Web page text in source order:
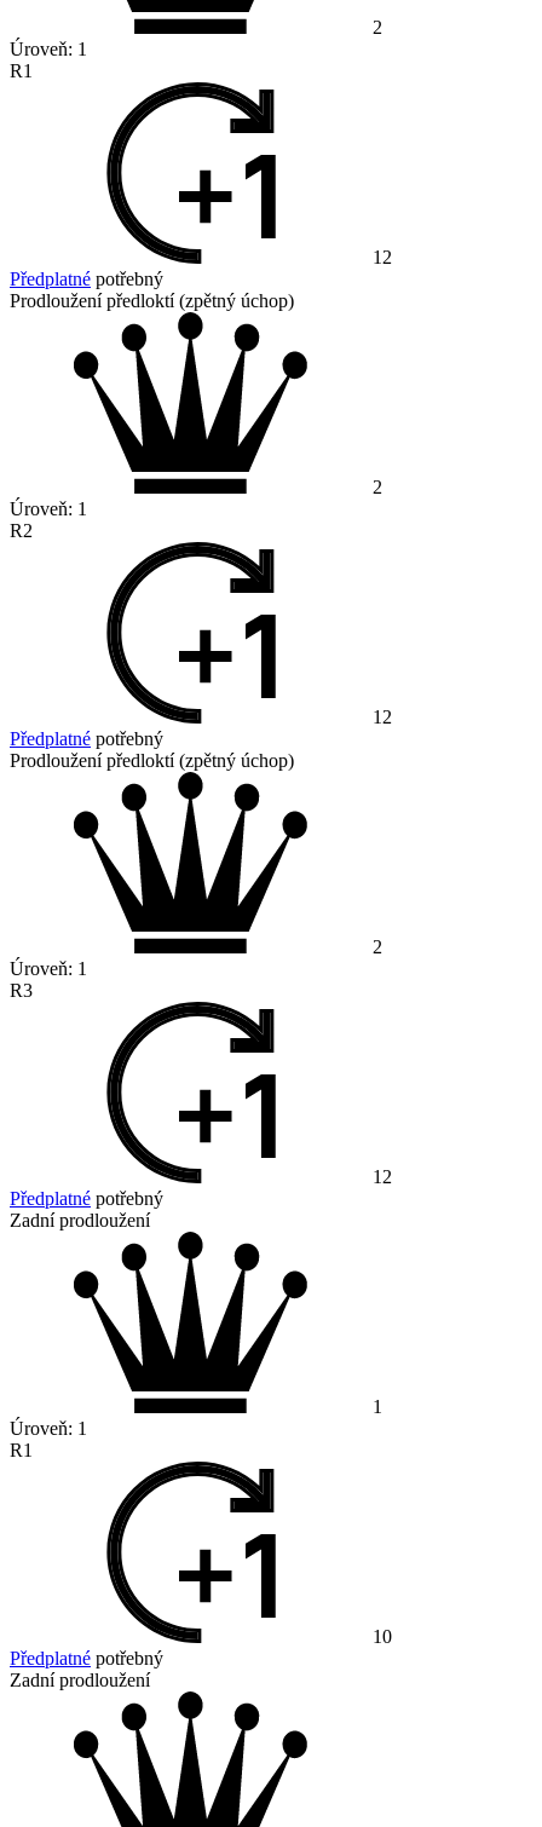
2
Úroveň: 1
R1
12
Předplatné potřebný
Prodloužení předloktí (zpětný úchop)
2
Úroveň: 1
R2
12
Předplatné potřebný
Prodloužení předloktí (zpětný úchop)
2
Úroveň: 1
R3
12
Předplatné potřebný
Zadní prodloužení
1
Úroveň: 1
R1
10
Předplatné potřebný
Zadní prodloužení